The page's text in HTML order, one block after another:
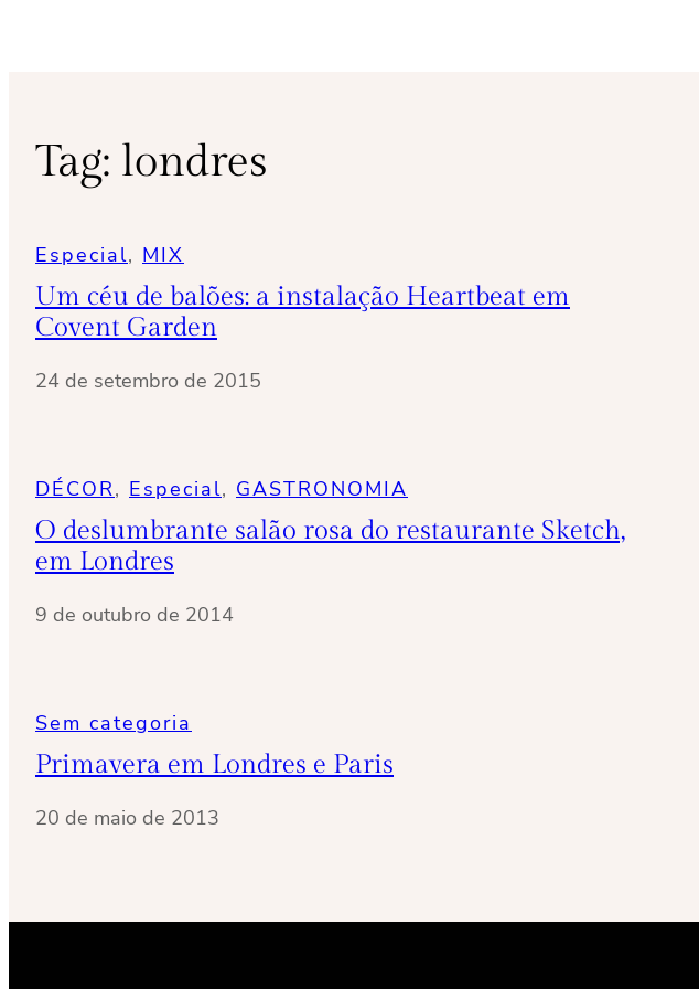
Tag: londres
Especial, MIX
Um céu de balões: a instalação Heartbeat em
Covent Garden
24 de setembro de 2015
DÉCOR, Especial, GASTRONOMIA
O deslumbrante salão rosa do restaurante Sketch,
em Londres
9 de outubro de 2014
Sem categoria
Primavera em Londres e Paris
20 de maio de 2013